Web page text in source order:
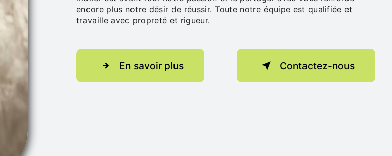
encore plus notre désir de réussir. Toute notre équipe est qualifiée et
travaille avec propreté et rigueur.
En savoir plus Contactez-nous